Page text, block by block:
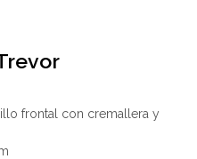
frontal con cremallera y